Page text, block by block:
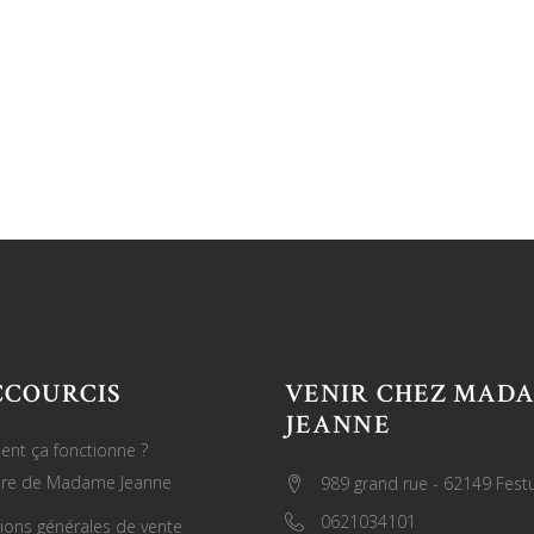
ça fonctionne ?
de Madame Jeanne
générales de vente
VENIR CHEZ
JEANNE
989 grand rue - 62149
0621034101